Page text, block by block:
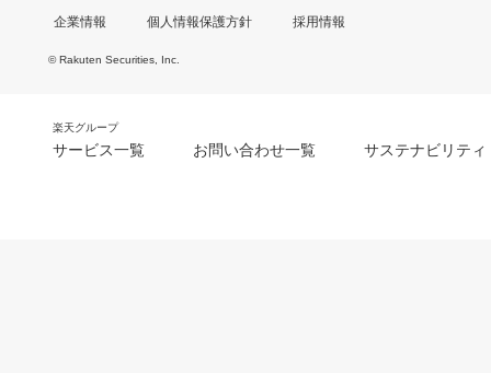
企業情報 個人情報保護方針 採用情報
© Rakuten Securities, Inc.
楽天グループ
サービス一覧 お問い合わせ一覧 サステナビリティ